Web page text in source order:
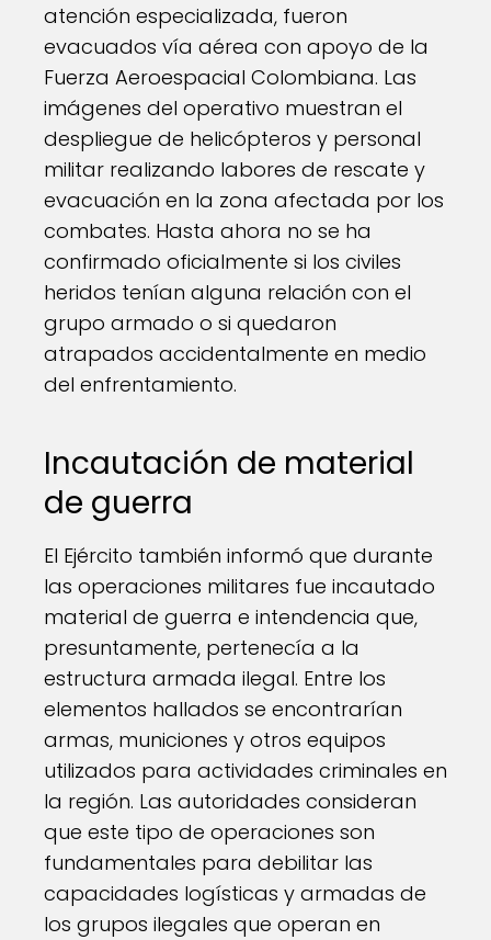
atención especializada, fueron
evacuados vía aérea con apoyo de la
Fuerza Aeroespacial Colombiana. Las
imágenes del operativo muestran el
despliegue de helicópteros y personal
militar realizando labores de rescate y
evacuación en la zona afectada por los
combates. Hasta ahora no se ha
confirmado oficialmente si los civiles
heridos tenían alguna relación con el
grupo armado o si quedaron
atrapados accidentalmente en medio
del enfrentamiento.
Incautación de material
de guerra
El Ejército también informó que durante
las operaciones militares fue incautado
material de guerra e intendencia que,
presuntamente, pertenecía a la
estructura armada ilegal. Entre los
elementos hallados se encontrarían
armas, municiones y otros equipos
utilizados para actividades criminales en
la región. Las autoridades consideran
que este tipo de operaciones son
fundamentales para debilitar las
capacidades logísticas y armadas de
los grupos ilegales que operan en